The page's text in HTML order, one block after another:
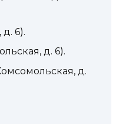
6).
д. 6).
д.